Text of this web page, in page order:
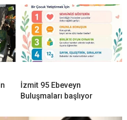
İzmit 95 Ebeveyn
Buluşmaları başlıyor